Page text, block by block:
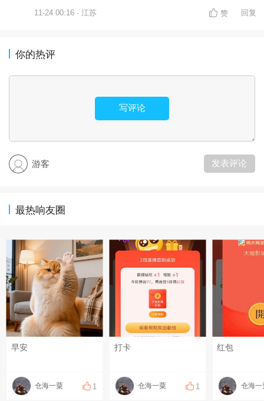
11-24 00:16 · 江苏 赞 回复
你的热评
写评论
游客 发表评论
最热响友圈
早安
仓海一粟 1
打卡
仓海一粟 1
红包
仓海一